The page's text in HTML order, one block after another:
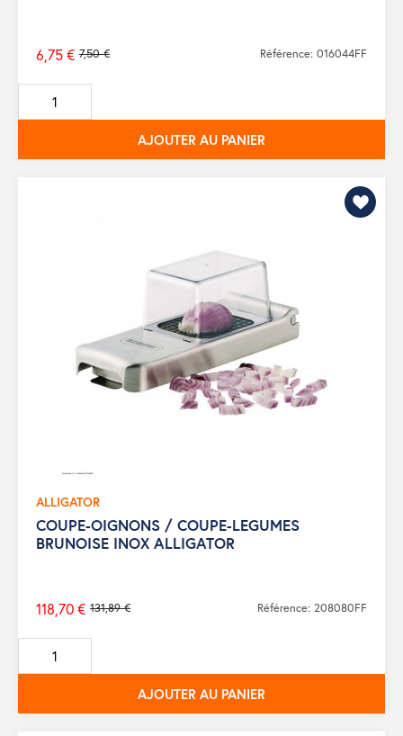
Prix
de
base
7,50 €
6,75 € Référence: 016044FF
AJOUTER AU PANIER
ALLIGATOR
COUPE-OIGNONS / COUPE-LEGUMES
BRUNOISE INOX ALLIGATOR
Prix
de
base
131,89 €
118,70 € Référence: 208080FF
AJOUTER AU PANIER